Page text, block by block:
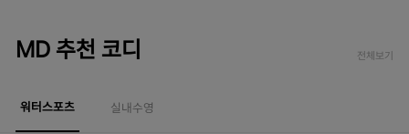
MD 추천 코디 전체보기
워터스포츠 실내수영